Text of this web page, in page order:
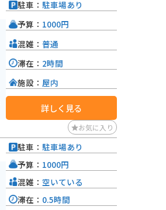
駐車： 駐車場あり
予算： 1000円
混雑： 普通
滞在： 2時間
施設： 屋内
詳しく見る
お気に入り
駐車： 駐車場あり
予算： 1000円
混雑： 空いている
滞在： 0.5時間